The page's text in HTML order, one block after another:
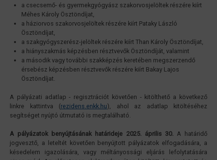
a csecsemő- és gyermekgyógyász szakorvosjelöltek részére kiírt
Méhes Károly Ösztöndíjat,
a háziorvos szakorvosjelöltek részére kiírt Pataky László
Ösztöndíjat,
a szakgyógyszerész-jelöltek részére kiírt Than Károly Ösztöndíjat,
a hiányszakmás képzésben résztvevők Ösztöndíját, valamint
a második vagy további szakképzés keretében megszerzendő
érsebész képzésben résztvevők részére kiírt Bakay Lajos
Ösztöndíjat.
A pályázati adatlap - regisztrációt követően - kitölthető a következő
linkre kattintva (rezidens.enkk.hu), ahol az adatlap kitöltéséhez
segítséget nyújtó útmutató is megtalálható.
A pályázatok benyújtásának határideje 2025. április 30.
A határidő
jogvesztő, a leteltét követően benyújtott pályázatok elfogadására, a
késedelem igazolására, vagy méltányossági eljárás lefolytatására